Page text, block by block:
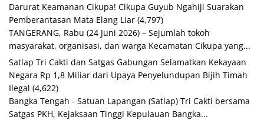
Darurat Keamanan Cikupa! Cikupa Guyub Ngahiji Suarakan
Pemberantasan Mata Elang Liar (4,797)
TANGERANG, Rabu (24 Juni 2026) – Sejumlah tokoh
masyarakat, organisasi, dan warga Kecamatan Cikupa yang...
Satlap Tri Cakti dan Satgas Gabungan Selamatkan Kekayaan
Negara Rp 1,8 Miliar dari Upaya Penyelundupan Bijih Timah
Ilegal (4,622)
Bangka Tengah - Satuan Lapangan (Satlap) Tri Cakti bersama
Satgas PKH, Kejaksaan Tinggi Kepulauan Bangka...